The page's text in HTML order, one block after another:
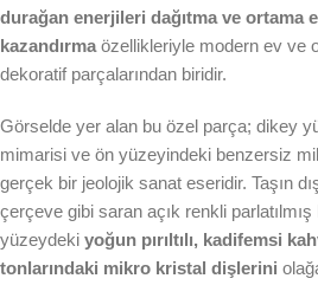
durağan enerjileri dağıtma ve ortama
kazandırma özellikleriyle modern ev ve
dekoratif parçalarından biridir.
Görselde yer alan bu özel parça; dikey
mimarisi ve ön yüzeyindeki benzersiz
gerçek bir jeolojik sanat eseridir. Taşın
çerçeve gibi saran açık renkli
yüzeydeki yoğun pırıltılı, kadifemsi
tonlarındaki mikro kristal dişlerini